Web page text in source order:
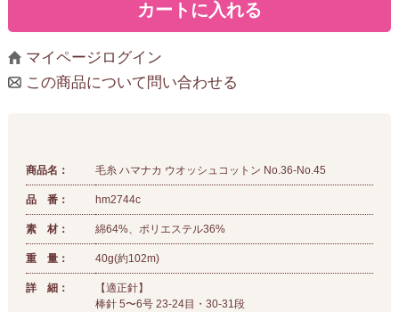
マイページログイン
この商品について問い合わせる
商品名： 毛糸 ハマナカ ウオッシュコットン No.36-No.45
品 番： hm2744c
素 材： 綿64%、ポリエステル36%
重 量： 40g(約102m)
詳 細：
【適正針】
棒針 5〜6号 23-24目・30-31段